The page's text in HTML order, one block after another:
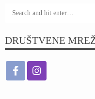
DRUŠTVENE